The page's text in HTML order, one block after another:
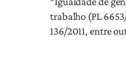
trabalho (PL
136/2011, entre